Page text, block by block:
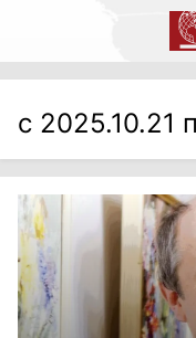
с 2025.10.21